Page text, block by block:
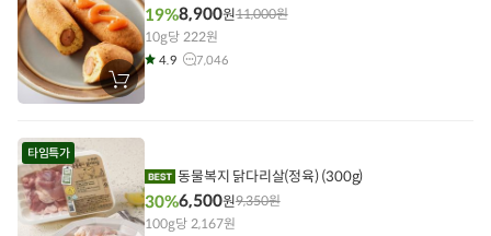
장
바
에
19%8,900원11,000원
10g당 222원
4.9 7,046
타임특가
동물복지 닭다리살(정육) (300g)
30%6,500원9,350원
100g당 2,167원